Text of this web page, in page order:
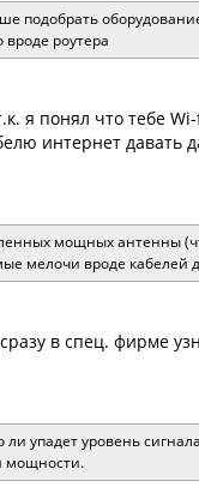
подобрать
вроде роутера
я понял что тебе
интернет давать
мощных антенны
мелочи вроде кабелей
в спец. фирме
ли упадет уровень
мощности.